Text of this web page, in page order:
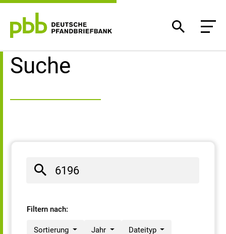
Suchergebnisse
Suche
Filtern nach:
Sortierung Jahr Dateityp